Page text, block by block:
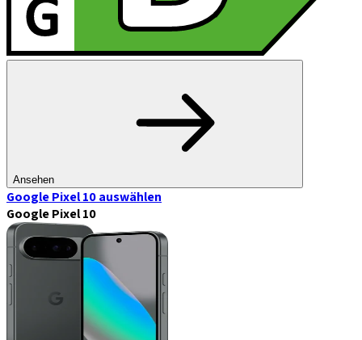
Ansehen
Google Pixel 10auswählen
Google Pixel 10